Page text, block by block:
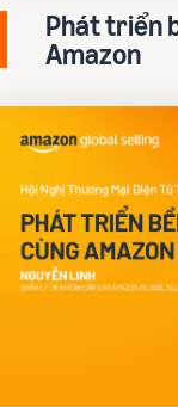
Phát triển
Amazon